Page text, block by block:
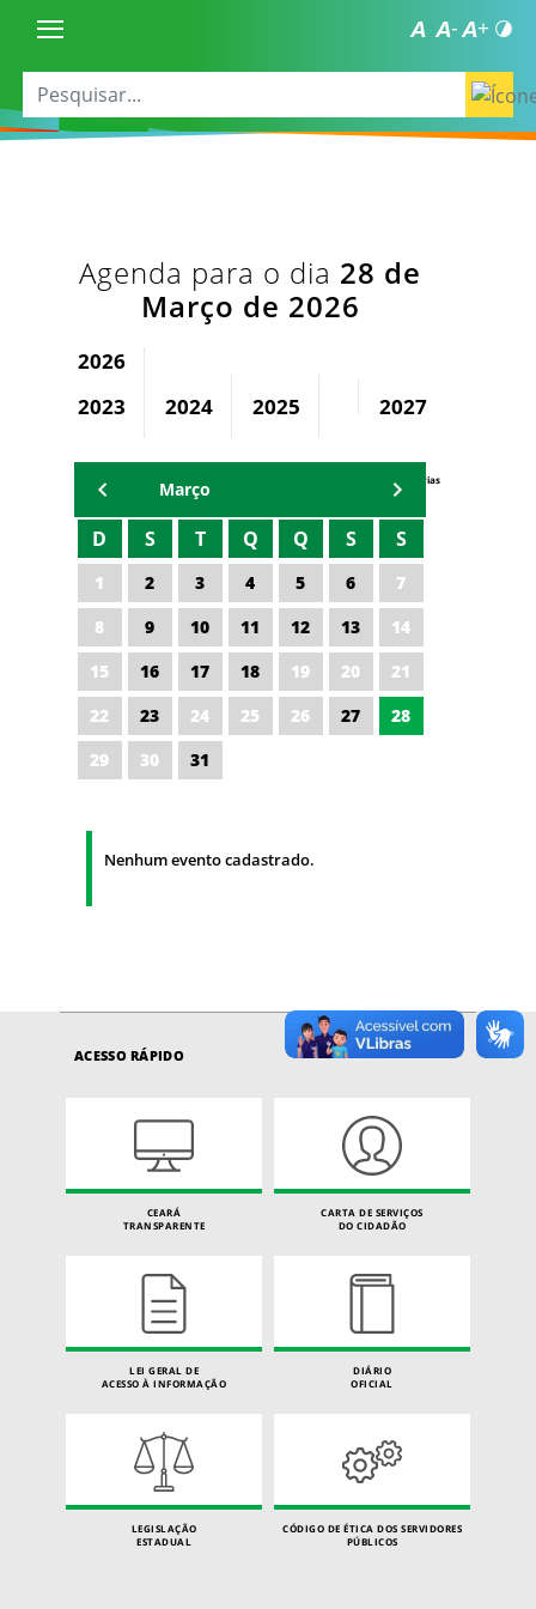
Agenda para o dia 28 de
Março de 2026
2026
2023
2024 2025 2027
Agenda Secretárias
Março
D S T Q Q S S
1 2 3 4 5 6
7
8
9 10 11 12 13
14
15
16 17 18 19 20
21
22
23 24 25 26 27
28
29
30 31
Nenhum evento cadastrado.
ACESSO RÁPIDO
CEARÁ
TRANSPARENTE
CARTA DE SERVIÇOS
DO CIDADÃO
LEI GERAL DE
ACESSO À INFORMAÇÃO
DIÁRIO
OFICIAL
LEGISLAÇÃO
ESTADUAL
CÓDIGO DE ÉTICA DOS SERVIDORES
PÚBLICOS